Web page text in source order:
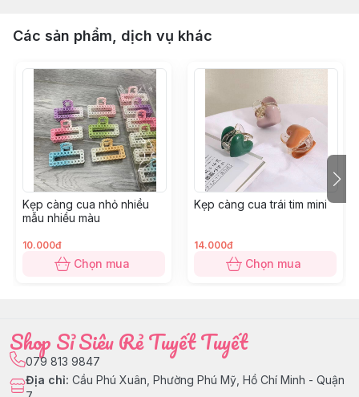
Các sản phẩm, dịch vụ khác
Kẹp càng cua nhỏ nhiều
mẫu nhiều màu
10.000đ
Chọn mua
Kẹp càng cua trái tim mini
14.000đ
Chọn mua
Shop Sỉ Siêu Rẻ Tuyết Tuyết
079 813 9847
Địa chỉ: Cầu Phú Xuân, Phường Phú Mỹ, Hồ Chí Minh - Quận